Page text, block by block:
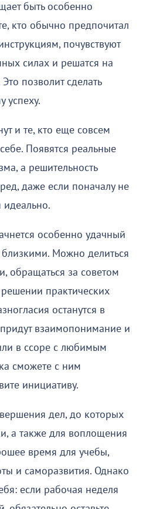
быть особенно
кто обычно предпочитал
почувствуют
силах и решатся на
позволит сделать
успеху.
и те, кто еще совсем
Появятся реальные
а решительность
даже если поначалу не
идеально.
особенно удачный
Можно делиться
обращаться за советом
практических
останутся в
взаимопонимание и
в ссоре с любимым
сможете с ним
инициативу.
дел, до которых
а также для воплощения
время для учебы,
и саморазвития. Однако
если рабочая неделя